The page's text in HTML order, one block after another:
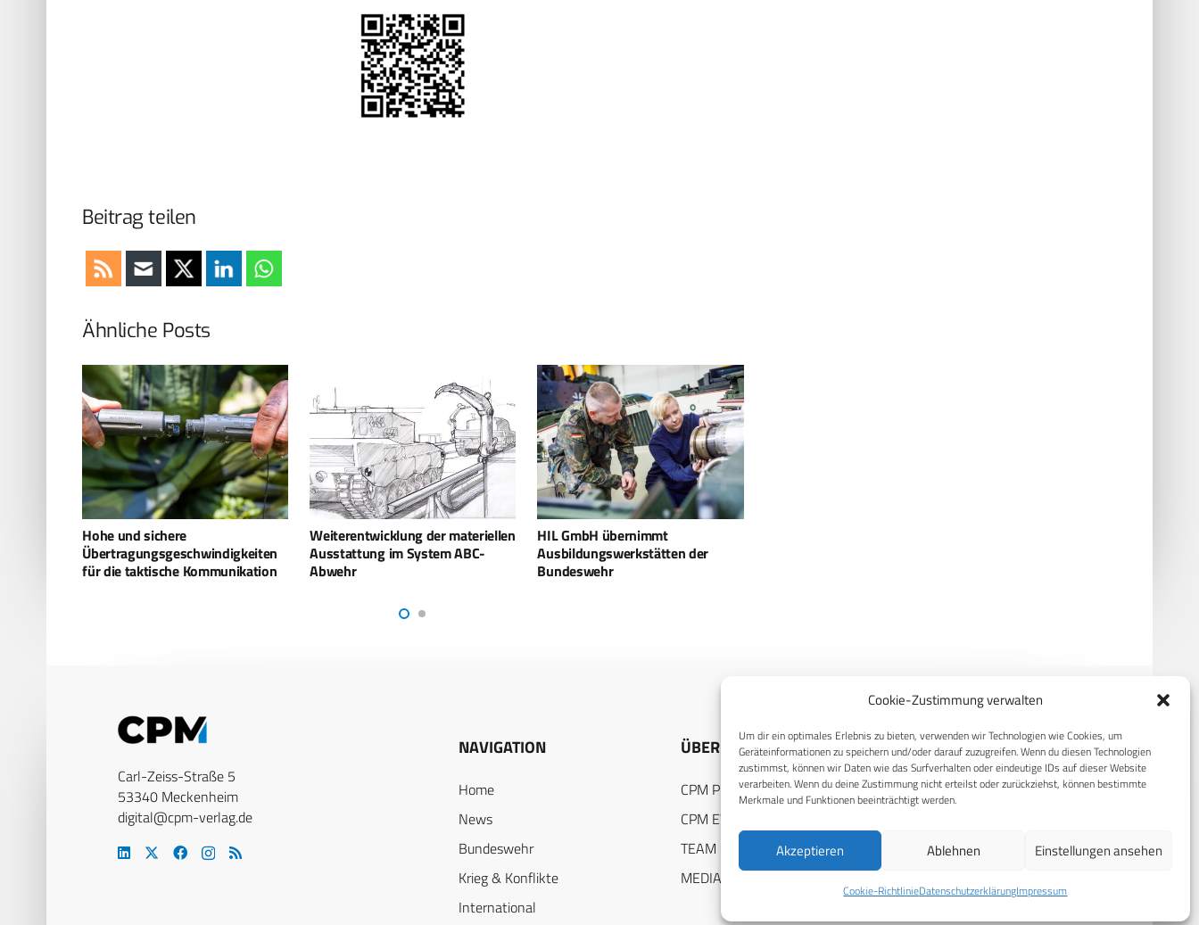
Cookie-Zustimmung verwalten
Um dir ein optimales Erlebnis zu bieten, verwenden wir Technologien wie Cookies, um
Geräteinformationen zu speichern und/oder darauf zuzugreifen. Wenn du diesen Technologien
zustimmst, können wir Daten wie das Surfverhalten oder eindeutige IDs auf dieser Website
verarbeiten. Wenn du deine Zustimmung nicht erteilst oder zurückziehst, können bestimmte
Merkmale und Funktionen beeinträchtigt werden.
Akzeptieren Ablehnen Einstellungen ansehen
Cookie-RichtlinieDatenschutzerklärungImpressum
Beitrag teilen
Ähnliche Posts
Weiterentwicklung der materiellen
Ausstattung im System ABC-
Abwehr
HIL GmbH übernimmt
Ausbildungswerkstätten der
Bundeswehr
105 Leopard 2 A8 und vier Patriot
für die Bundeswehr?
Carl-Zeiss-Straße 5
53340 Meckenheim
digital@cpm-verlag.de
NAVIGATION
Home
News
Bundeswehr
Krieg & Konflikte
International
ÜBER UNS
CPM PUBLICATIONS
CPM EVENTS
TEAM
MEDIADATEN
RECHTLICHES
Datenschutzerklärung
AGB